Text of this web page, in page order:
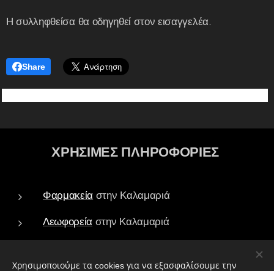
Η συλληφθείσα θα οδηγηθεί στον εισαγγελέα.
Share
ΧΡΗΣΙΜΕΣ ΠΛΗΡΟΦΟΡΙΕΣ
Φαρμακεία στην Καλαμαριά
Λεωφορεία στην Καλαμαριά
Χρησιμοποιούμε τα cookies για να εξασφαλίσουμε την